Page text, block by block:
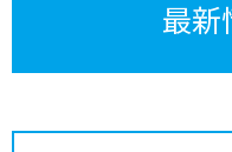
最新